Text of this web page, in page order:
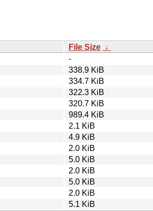
File Size ↓
-
338.9 KiB
334.7 KiB
322.3 KiB
320.7 KiB
989.4 KiB
2.1 KiB
4.9 KiB
2.0 KiB
5.0 KiB
2.0 KiB
5.0 KiB
2.0 KiB
5.1 KiB